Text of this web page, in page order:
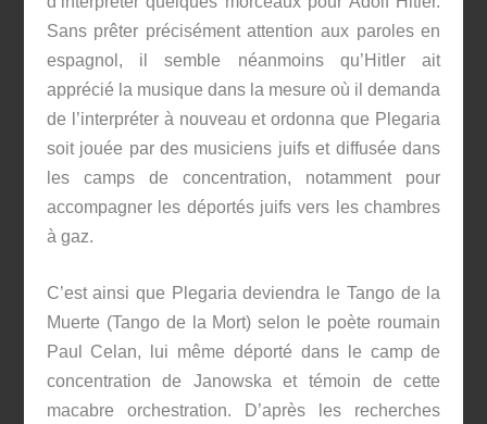
Sans prêter précisément attention aux paroles en
espagnol, il semble néanmoins qu’Hitler ait
apprécié la musique dans la mesure où il demanda
de l’interpréter à nouveau et ordonna que Plegaria
soit jouée par des musiciens juifs et diffusée dans
les camps de concentration, notamment pour
accompagner les déportés juifs vers les chambres
à gaz.
C’est ainsi que Plegaria deviendra le Tango de la
Muerte (Tango de la Mort) selon le poète roumain
Paul Celan, lui même déporté dans le camp de
concentration de Janowska et témoin de cette
macabre orchestration. D’après les recherches